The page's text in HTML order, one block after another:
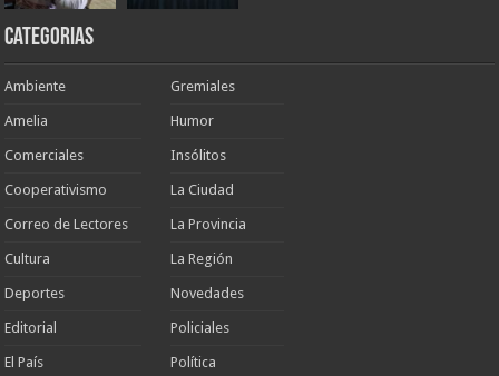
Categorias
Ambiente
Amelia
Comerciales
Cooperativismo
Correo de Lectores
Cultura
Deportes
Editorial
El País
Gremiales
Humor
Insólitos
La Ciudad
La Provincia
La Región
Novedades
Policiales
Política